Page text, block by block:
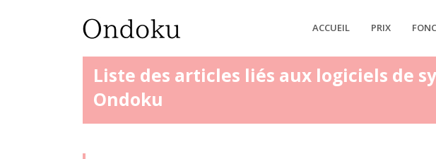
ACCUEIL PRIX
Liste des articles liés aux logiciels de
Ondoku